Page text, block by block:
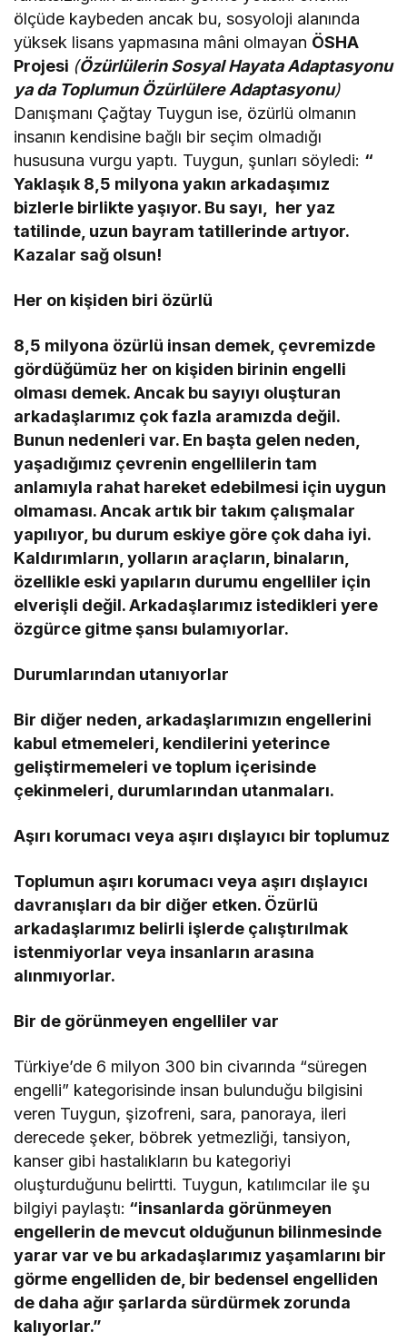
ölçüde kaybeden ancak bu, sosyoloji alanında
yüksek lisans yapmasına mâni olmayan ÖSHA
Projesi (Özürlülerin Sosyal Hayata Adaptasyonu
ya da Toplumun Özürlülere Adaptasyonu)
Danışmanı Çağtay Tuygun ise, özürlü olmanın
insanın kendisine bağlı bir seçim olmadığı
hususuna vurgu yaptı. Tuygun, şunları söyledi: “
Yaklaşık 8,5 milyona yakın arkadaşımız
bizlerle birlikte yaşıyor. Bu sayı, her yaz
tatilinde, uzun bayram tatillerinde artıyor.
Kazalar sağ olsun!
Her on kişiden biri özürlü
8,5 milyona özürlü insan demek, çevremizde
gördüğümüz her on kişiden birinin engelli
olması demek. Ancak bu sayıyı oluşturan
arkadaşlarımız çok fazla aramızda değil.
Bunun nedenleri var. En başta gelen neden,
yaşadığımız çevrenin engellilerin tam
anlamıyla rahat hareket edebilmesi için uygun
olmaması. Ancak artık bir takım çalışmalar
yapılıyor, bu durum eskiye göre çok daha iyi.
Kaldırımların, yolların araçların, binaların,
özellikle eski yapıların durumu engelliler için
elverişli değil. Arkadaşlarımız istedikleri yere
özgürce gitme şansı bulamıyorlar.
Durumlarından utanıyorlar
Bir diğer neden, arkadaşlarımızın engellerini
kabul etmemeleri, kendilerini yeterince
geliştirmemeleri ve toplum içerisinde
çekinmeleri, durumlarından utanmaları.
Aşırı korumacı veya aşırı dışlayıcı bir toplumuz
Toplumun aşırı korumacı veya aşırı dışlayıcı
davranışları da bir diğer etken. Özürlü
arkadaşlarımız belirli işlerde çalıştırılmak
istenmiyorlar veya insanların arasına
alınmıyorlar.
Bir de görünmeyen engelliler var
Türkiye’de 6 milyon 300 bin civarında “süregen
engelli” kategorisinde insan bulunduğu bilgisini
veren Tuygun, şizofreni, sara, panoraya, ileri
derecede şeker, böbrek yetmezliği, tansiyon,
kanser gibi hastalıkların bu kategoriyi
oluşturduğunu belirtti. Tuygun, katılımcılar ile şu
bilgiyi paylaştı: “insanlarda görünmeyen
engellerin de mevcut olduğunun bilinmesinde
yarar var ve bu arkadaşlarımız yaşamlarını bir
görme engelliden de, bir bedensel engelliden
de daha ağır şarlarda sürdürmek zorunda
kalıyorlar.”